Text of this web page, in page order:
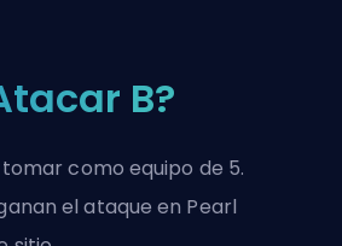
B?
como equipo de 5.
el ataque en Pearl